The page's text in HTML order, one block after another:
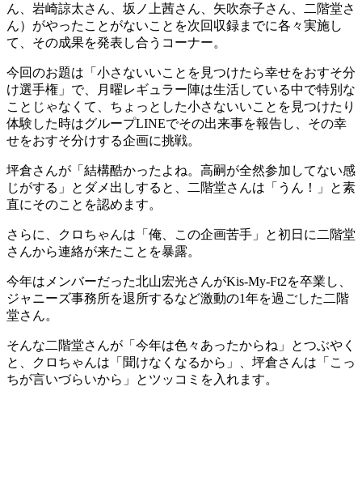
ん、岩崎諒太さん、坂ノ上茜さん、矢吹奈子さん、二階堂さ
ん）がやったことがないことを次回収録までに各々実施し
て、その成果を発表し合うコーナー。
今回のお題は「小さないいことを見つけたら幸せをおすそ分
け選手権」で、月曜レギュラー陣は生活している中で特別な
ことじゃなくて、ちょっとした小さないいことを見つけたり
体験した時はグループLINEでその出来事を報告し、その幸
せをおすそ分けする企画に挑戦。
坪倉さんが「結構酷かったよね。高嗣が全然参加してない感
じがする」とダメ出しすると、二階堂さんは「うん！」と素
直にそのことを認めます。
さらに、クロちゃんは「俺、この企画苦手」と初日に二階堂
さんから連絡が来たことを暴露。
今年はメンバーだった北山宏光さんがKis-My-Ft2を卒業し、
ジャニーズ事務所を退所するなど激動の1年を過ごした二階
堂さん。
そんな二階堂さんが「今年は色々あったからね」とつぶやく
と、クロちゃんは「聞けなくなるから」、坪倉さんは「こっ
ちが言いづらいから」とツッコミを入れます。